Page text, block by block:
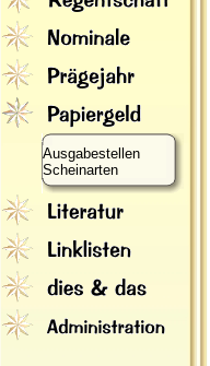
Ausgabestellen
Scheinarten